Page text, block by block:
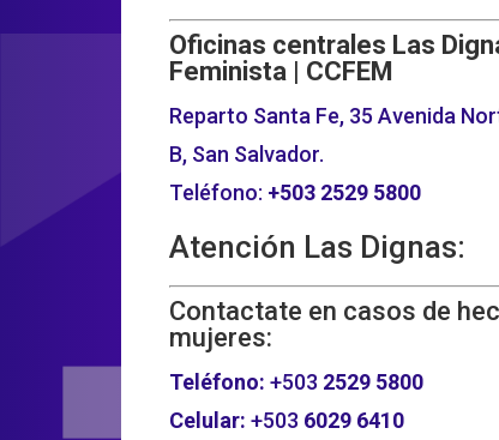
Oficinas centrales Las
Feminista | CCFEM
Reparto Santa Fe, 35 Avenida
B, San Salvador.
Teléfono: +503 2529 5800
Atención Las Dignas:
Contactate en casos de
mujeres:
Teléfono: +503 2529 5800
Celular: +503 6029 6410